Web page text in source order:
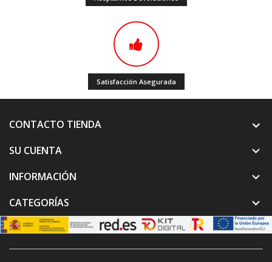
Satisfacción Asegurada
CONTACTO TIENDA
SU CUENTA

INFORMACIÓN 
CATEGORÍAS 